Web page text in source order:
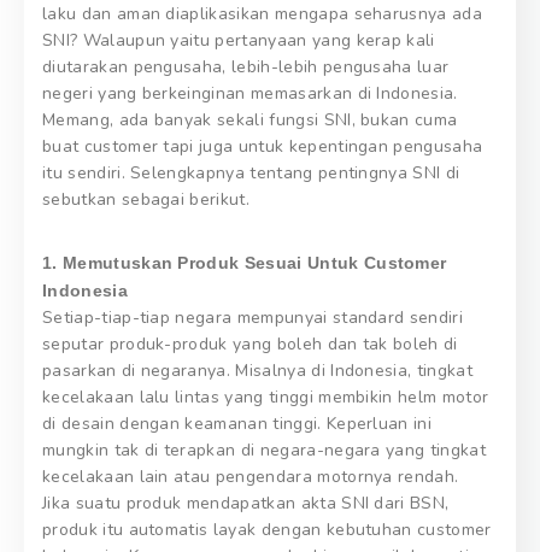
laku dan aman diaplikasikan mengapa seharusnya ada
SNI? Walaupun yaitu pertanyaan yang kerap kali
diutarakan pengusaha, lebih-lebih pengusaha luar
negeri yang berkeinginan memasarkan di Indonesia.
Memang, ada banyak sekali fungsi SNI, bukan cuma
buat customer tapi juga untuk kepentingan pengusaha
itu sendiri. Selengkapnya tentang pentingnya SNI di
sebutkan sebagai berikut.
1. Memutuskan Produk Sesuai Untuk Customer
Indonesia
Setiap-tiap-tiap negara mempunyai standard sendiri
seputar produk-produk yang boleh dan tak boleh di
pasarkan di negaranya. Misalnya di Indonesia, tingkat
kecelakaan lalu lintas yang tinggi membikin helm motor
di desain dengan keamanan tinggi. Keperluan ini
mungkin tak di terapkan di negara-negara yang tingkat
kecelakaan lain atau pengendara motornya rendah.
Jika suatu produk mendapatkan akta SNI dari BSN,
produk itu automatis layak dengan kebutuhan customer